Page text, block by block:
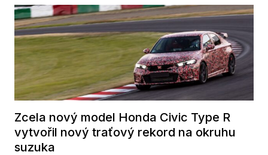
Zcela nový model Honda Civic Type R
vytvořil nový traťový rekord na okruhu
suzuka